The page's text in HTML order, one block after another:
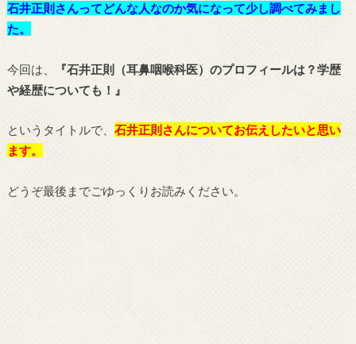
石井正則さんってどんな人なのか気になって少し調べてみまし
た。
今回は、
『石井正則（耳鼻咽喉科医）のプロフィールは？学歴
や経歴についても！』
というタイトルで、 石井正則さんについてお伝えしたいと思い
ます。
どうぞ最後までごゆっくりお読みください。